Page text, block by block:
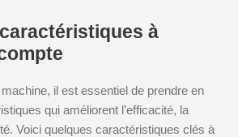
à
il est essentiel de prendre en
qui améliorent l’efficacité, la
Voici quelques caractéristiques clés à